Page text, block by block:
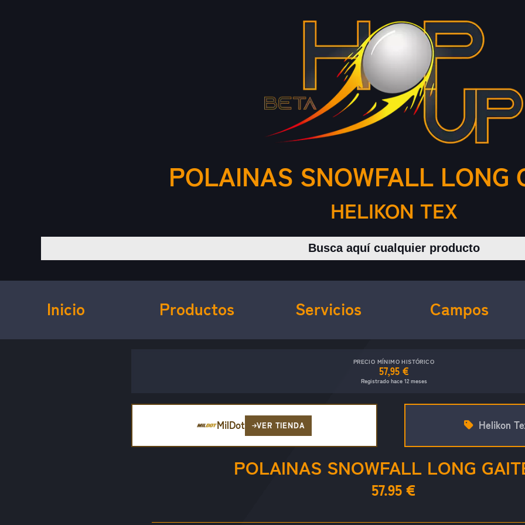
POLAINAS SNOWFALL LONG
HELIKON TEX
Buscar productos
Inicio Productos Servicios Campos
PRECIO MÍNIMO HISTÓRICO
57,95 €
Registrado hace 12 meses
MilDot VER TIENDA
POLAINAS SNOWFALL LONG
57.95 €
Helikon